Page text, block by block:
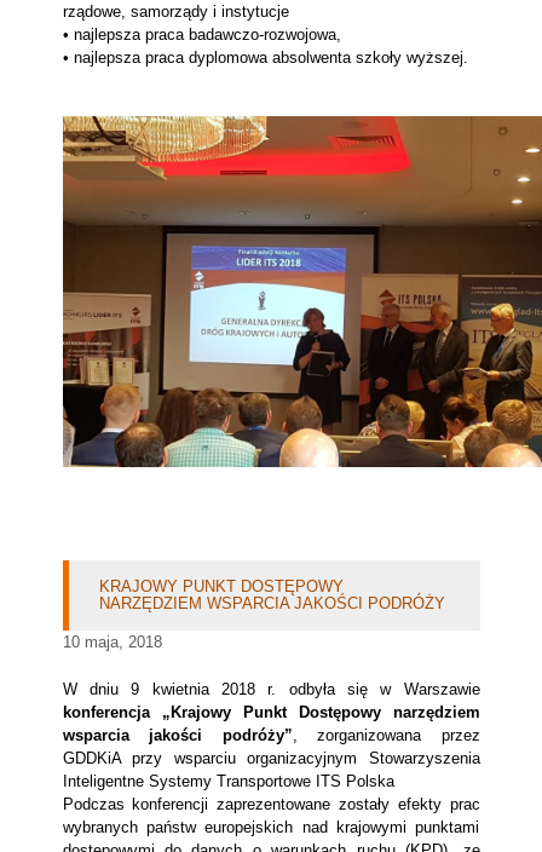
rządowe, samorządy i instytucje
• najlepsza praca badawczo-rozwojowa,
• najlepsza praca dyplomowa absolwenta szkoły wyższej.
KRAJOWY PUNKT DOSTĘPOWY
NARZĘDZIEM WSPARCIA JAKOŚCI PODRÓŻY
10 maja, 2018
W dniu 9 kwietnia 2018 r. odbyła się w Warszawie
konferencja „Krajowy Punkt Dostępowy narzędziem
wsparcia jakości podróży” , zorganizowana przez
GDDKiA przy wsparciu organizacyjnym Stowarzyszenia
Inteligentne Systemy Transportowe ITS Polska
Podczas konferencji zaprezentowane zostały efekty prac
wybranych państw europejskich nad krajowymi punktami